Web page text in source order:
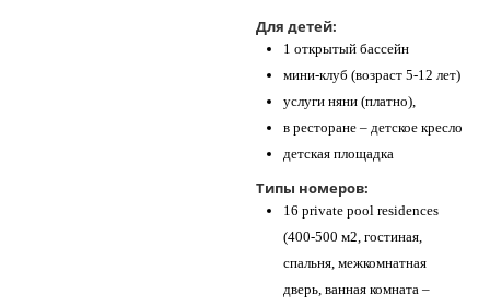
Для детей:
1 открытый бассейн
мини-клуб (возраст 5-12 лет)
услуги няни (платно),
в ресторане – детское кресло
детская площадка
Типы номеров:
16 private pool residences
(400-500 м2, гостиная,
спальня, межкомнатная
дверь, ванная комната –